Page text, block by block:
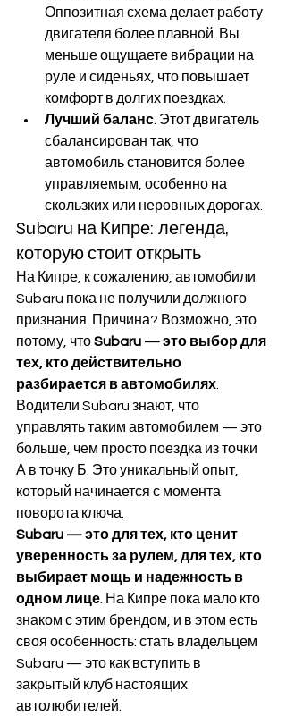
Оппозитная схема делает работу
двигателя более плавной. Вы
меньше ощущаете вибрации на
руле и сиденьях, что повышает
комфорт в долгих поездках.
Лучший баланс . Этот двигатель
сбалансирован так, что
автомобиль становится более
управляемым, особенно на
скользких или неровных дорогах.
Subaru на Кипре: легенда,
которую стоит открыть
На Кипре, к сожалению, автомобили
Subaru пока не получили должного
признания. Причина? Возможно, это
потому, что Subaru — это выбор для
тех, кто действительно
разбирается в автомобилях
Водители Subaru знают, что
управлять таким автомобилем — это
больше, чем просто поездка из точки
А в точку Б. Это уникальный опыт,
который начинается с момента
поворота ключа.
Subaru — это для тех, кто ценит
уверенность за рулем, для тех, кто
выбирает мощь и надежность в
одном лице . На Кипре пока мало кто
знаком с этим брендом, и в этом есть
своя особенность: стать владельцем
Subaru — это как вступить в
закрытый клуб настоящих
автолюбителей.